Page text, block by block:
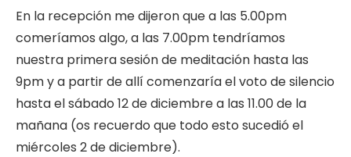
En la recepción me dijeron que a las 5.00pm
comeríamos algo, a las 7.00pm tendríamos
nuestra primera sesión de meditación hasta las
9pm y a partir de allí comenzaría el voto de silencio
hasta el sábado 12 de diciembre a las 11.00 de la
mañana (os recuerdo que todo esto sucedió el
miércoles 2 de diciembre).